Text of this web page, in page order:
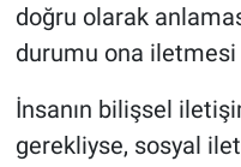
doğru olarak
durumu ona iletmesi
İnsanın bilişsel
gerekliyse, sosyal